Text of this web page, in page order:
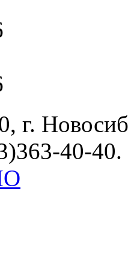
г.
40-40.